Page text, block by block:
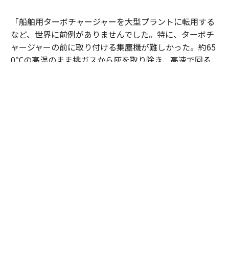
「船舶用ターボチャージャーを大型プラントに転用する
など、世界に前例がありませんでした。特に、ターボチ
ャージャーの前に取り付ける集塵機が難しかった。約65
0℃の高温のまま排ガスから灰を取り除き、高速で回る